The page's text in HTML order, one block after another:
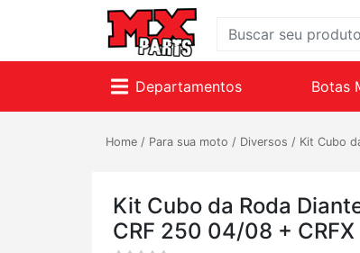
Departamentos Botas
Home / Para sua moto / Diversos / Kit Cubo
Kit Cubo da Roda
CRF 250 04/08 +